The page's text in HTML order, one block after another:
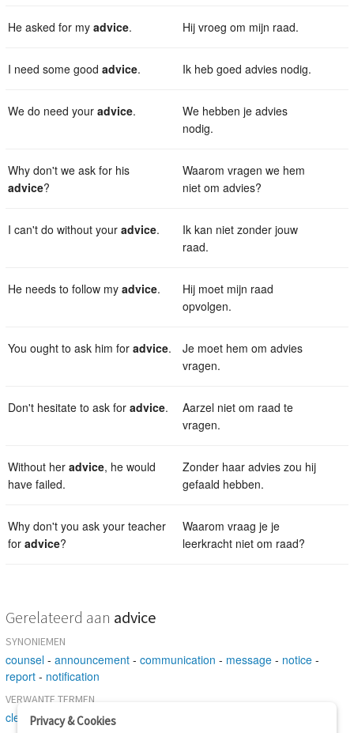
He asked for my advice. Hij vroeg om mijn raad.
I need some good advice. Ik heb goed advies nodig.
We do need your advice.
We hebben je advies
nodig.
Why don't we ask for his
advice?
Waarom vragen we hem
niet om advies?
I can't do without your advice.
Ik kan niet zonder jouw
raad.
He needs to follow my advice.
Hij moet mijn raad
opvolgen.
You ought to ask him for advice.
Je moet hem om advies
vragen.
Don't hesitate to ask for advice.
Aarzel niet om raad te
vragen.
Without her advice, he would
have failed.
Zonder haar advies zou hij
gefaald hebben.
Why don't you ask your teacher
for advice?
Waarom vraag je je
leerkracht niet om raad?
Gerelateerd aan advice
SYNONIEMEN
counsel - announcement - communication - message - notice -
report - notification
VERWANTE TERMEN
clew Privacy & Cookies